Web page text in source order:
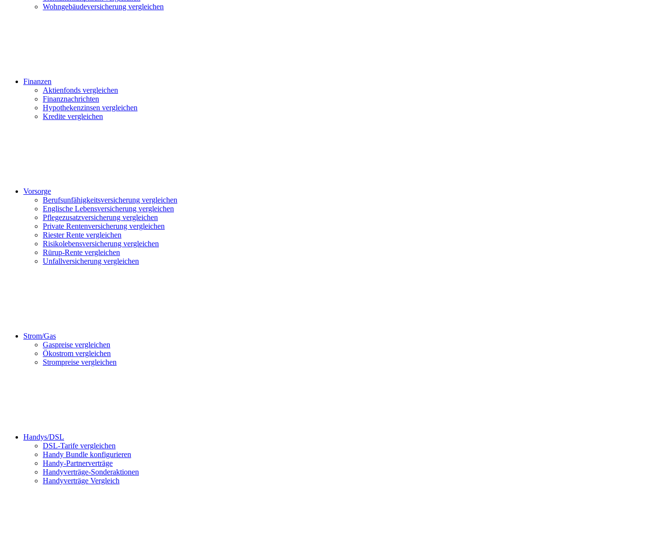
Wohngebäudeversicherung vergleichen
Finanzen
Aktienfonds vergleichen
Finanznachrichten
Hypothekenzinsen vergleichen
Kredite vergleichen
Vorsorge
Berufsunfähigkeitsversicherung vergleichen
Englische Lebensversicherung vergleichen
Pflegezusatzversicherung vergleichen
Private Rentenversicherung vergleichen
Riester Rente vergleichen
Risikolebensversicherung vergleichen
Rürup-Rente vergleichen
Unfallversicherung vergleichen
Strom/Gas
Gaspreise vergleichen
Ökostrom vergleichen
Strompreise vergleichen
Handys/DSL
DSL-Tarife vergleichen
Handy Bundle konfigurieren
Handy-Partnerverträge
Handyverträge-Sonderaktionen
Handyverträge Vergleich